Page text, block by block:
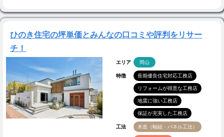
ひのき住宅の坪単価とみんなの口コミや評判をリサー
チ！
エリア 岡山
特徴 長期優良住宅対応工務店
リフォームが得意な工務店
地震に強い工務店
保証が充実した工務店
工法 木造（軸組・パネル工法）